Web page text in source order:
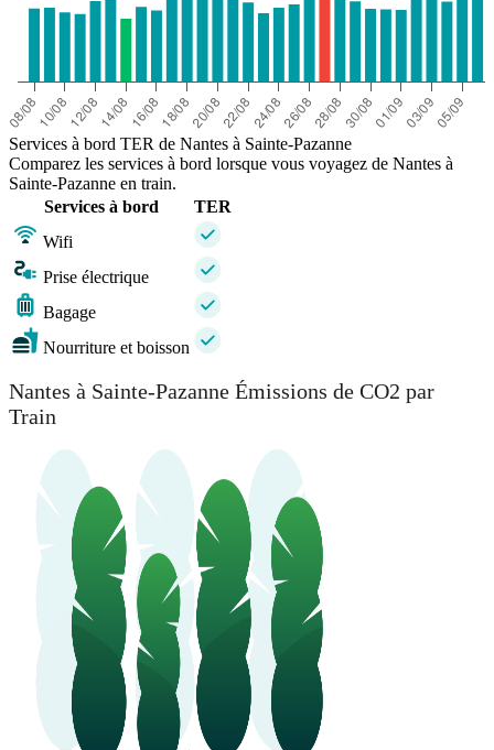
Services à bord TER de Nantes à Sainte-Pazanne
Comparez les services à bord lorsque vous voyagez de Nantes à
Sainte-Pazanne en train.
Services à bord
TER
Wifi
Prise électrique
Bagage
Nourriture et boisson
Nantes à Sainte-Pazanne Émissions de CO2 par
Train